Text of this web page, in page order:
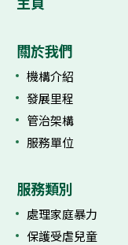
關於我們
機構介紹
發展里程
管治架構
服務單位
服務類別
處理家庭暴力
保護受虐兒童